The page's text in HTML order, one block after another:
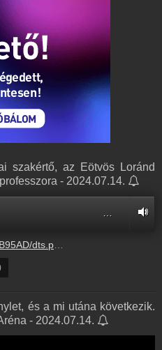
szakértő, az Eötvös Loránd
- 2024.07.14.
audio/7FE16/7FE16677.mp3
és a mi utána következik.
- 2024.07.14.